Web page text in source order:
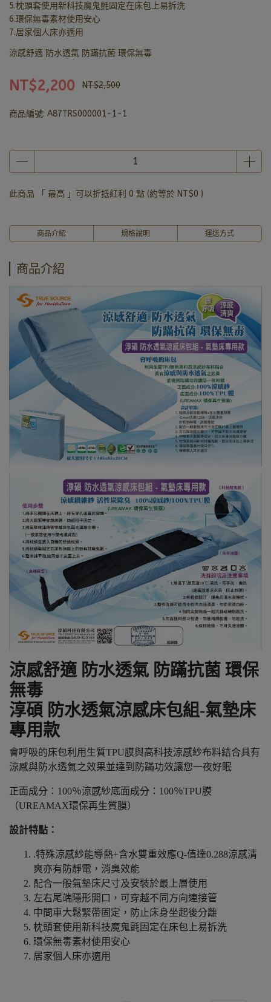
5.枕頭套使用新科技魔鬼氈固定在床包上易拆洗
6.環保無毒素材使用安心
7.居家個人床亦適用
涼感舒適 防水透氣 防蹣抗菌 環保無毒
NT$2,200 NT$2,500
商品編號: A87TRS000001-1-1
此商品 「 最高 」可以折抵紅利 0 點 (約等於 NT$0 )
商品介紹 規格說明 運送方式
商品介紹
涼感舒適 防水透氣 防蹣抗菌 環保
無毒
淳碩 防水透氣涼感床包組-氣墊床
專用款
會呼吸的床包利用生質TPU膜與高科技涼感紗布料結合具有
涼感與防水透氣之效果並達到防蹣功效讓您一夜好眠
正面成分：100％涼感紗底面成分：100％TPU膜
（UREAMAX環保再生質膜）
設計特點：
.特殊涼感紗能導熱+含水雙重效應Q-值達0.288涼感清
爽亦有防靜電，消臭效能
配合一般氣墊床尺寸及安裝於最上層使用
左右尾端隱形開口，可穿越不同方向連接管
中間車大鬆緊帶固定，防止床身坐起後分離
枕頭套使用新科技魔鬼氈固定在床包上易拆洗
環保無毒素材使用安心
居家個人床亦適用